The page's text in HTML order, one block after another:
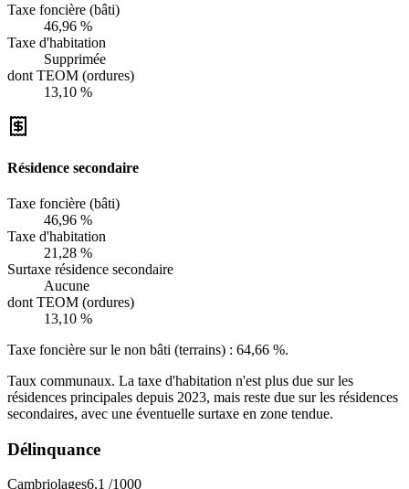
Taxe foncière (bâti)
46,96 %
Taxe d'habitation
Supprimée
dont TEOM (ordures)
13,10 %
Résidence secondaire
Taxe foncière (bâti)
46,96 %
Taxe d'habitation
21,28 %
Surtaxe résidence secondaire
Aucune
dont TEOM (ordures)
13,10 %
Taxe foncière sur le non bâti (terrains) : 64,66 %.
Taux communaux. La taxe d'habitation n'est plus due sur les
résidences principales depuis 2023, mais reste due sur les résidences
secondaires, avec une éventuelle surtaxe en zone tendue.
Délinquance
Cambriolages6,1 /1000